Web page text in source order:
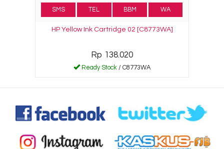
SMS TEL BBM WA
HP Yellow Ink Cartridge 02 [C8773WA]
Rp 138.020
Ready Stock / C8773WA